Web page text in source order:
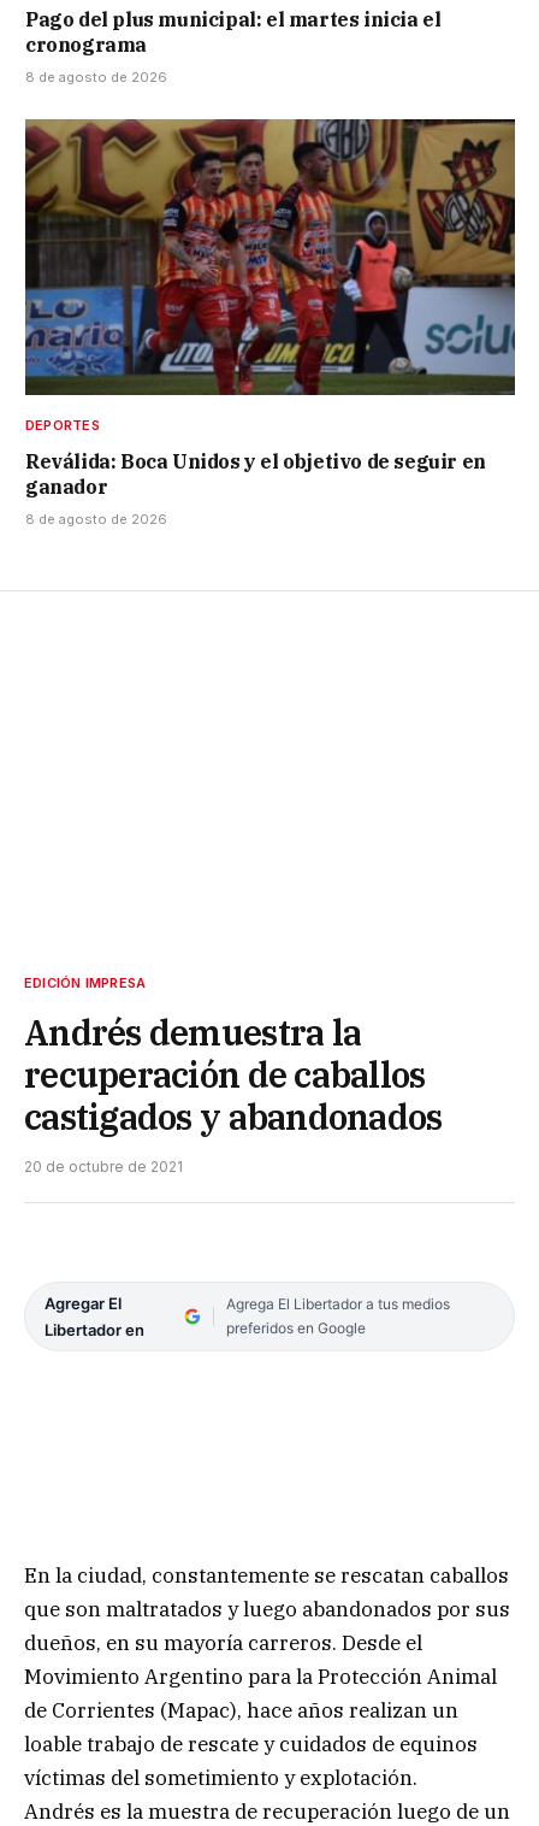
Pago del plus municipal: el martes inicia el
cronograma
8 de agosto de 2026
DEPORTES
Reválida: Boca Unidos y el objetivo de seguir en
ganador
8 de agosto de 2026
EDICIÓN IMPRESA
Andrés demuestra la
recuperación de caballos
castigados y abandonados
20 de octubre de 2021
Agregar El
Libertador en
Agrega El Libertador a tus medios
preferidos en Google
En la ciudad, constantemente se rescatan caballos
que son maltratados y luego abandonados por sus
dueños, en su mayoría carreros. Desde el
Movimiento Argentino para la Protección Animal
de Corrientes (Mapac), hace años realizan un
loable trabajo de rescate y cuidados de equinos
víctimas del sometimiento y explotación.
Andrés es la muestra de recuperación luego de un